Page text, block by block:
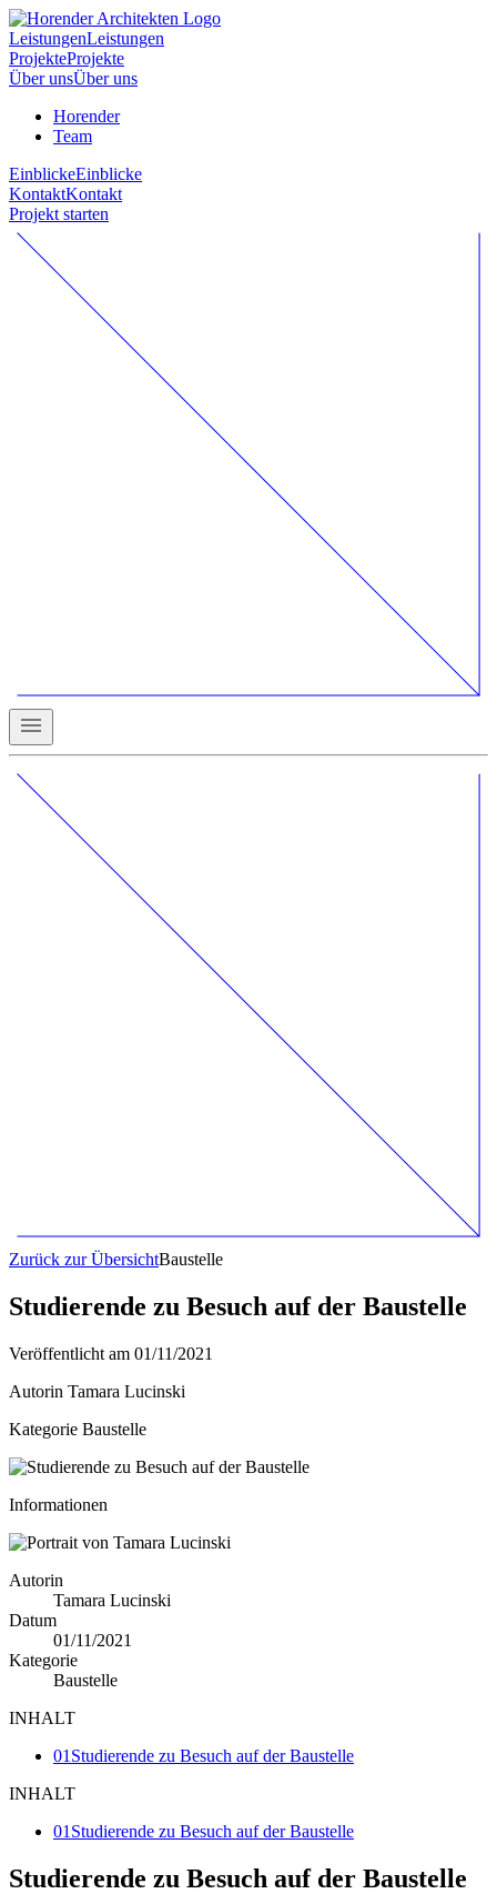
LeistungenLeistungen
ProjekteProjekte
Über unsÜber uns
Horender
Team
EinblickeEinblicke
KontaktKontakt
Projekt starten
Zurück zur ÜbersichtBaustelle
Studierende zu Besuch auf der Baustelle
Veröffentlicht am 01/11/2021
Autorin Tamara Lucinski
Kategorie Baustelle
Informationen
Autorin
Tamara Lucinski
Datum
01/11/2021
Kategorie
Baustelle
INHALT
01 Studierende zu Besuch auf der Baustelle
INHALT
01 Studierende zu Besuch auf der Baustelle
Studierende zu Besuch auf der Baustelle